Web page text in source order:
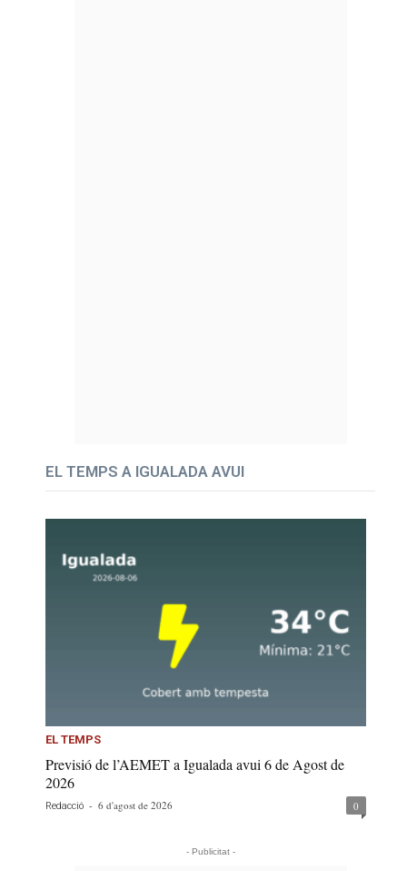
EL TEMPS A IGUALADA AVUI
EL TEMPS
Previsió de l’AEMET a Igualada avui 6 de Agost de
2026
Redacció - 6 d'agost de 2026 0
- Publicitat -